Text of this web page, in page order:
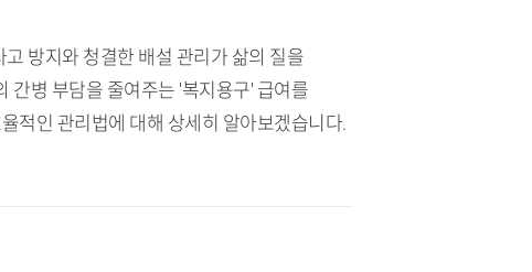
방지와 청결한 배설 관리가 삶의 질을
간병 부담을 줄여주는 '복지용구' 급여를
적인 관리법에 대해 상세히 알아보겠습니다.